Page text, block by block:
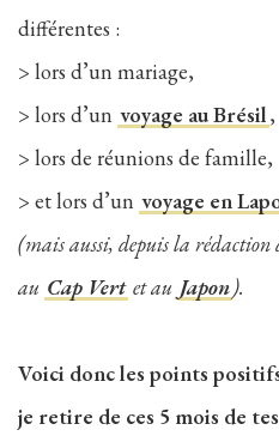
différentes :
> lors d’un mariage,
> lors d’un voyage au Brésil,
> lors de réunions de famille,
> et lors d’un voyage en
(mais aussi, depuis la rédaction
au Cap Vert et au Japon).
Voici donc les points
je retire de ces 5 mois de